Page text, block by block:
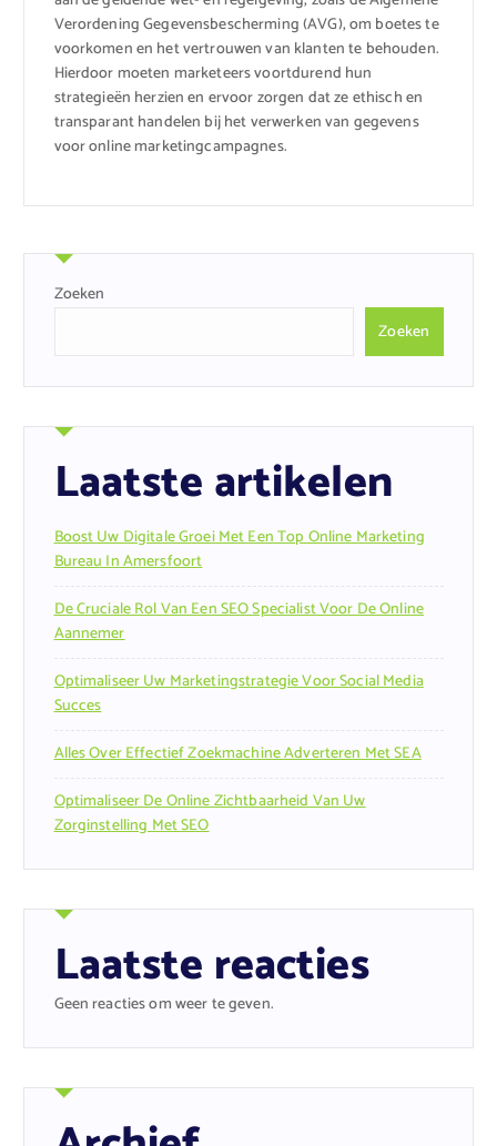
Verordening Gegevensbescherming (AVG), om boetes te
voorkomen en het vertrouwen van klanten te behouden.
Hierdoor moeten marketeers voortdurend hun
strategieën herzien en ervoor zorgen dat ze ethisch en
transparant handelen bij het verwerken van gegevens
voor online marketingcampagnes.
Zoeken
Zoeken
Laatste artikelen
Boost Uw Digitale Groei Met Een Top Online Marketing
Bureau In Amersfoort
De Cruciale Rol Van Een SEO Specialist Voor De Online
Aannemer
Optimaliseer Uw Marketingstrategie Voor Social Media
Succes
Alles Over Effectief Zoekmachine Adverteren Met SEA
Optimaliseer De Online Zichtbaarheid Van Uw
Zorginstelling Met SEO
Laatste reacties
Geen reacties om weer te geven.